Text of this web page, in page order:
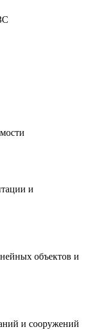
и
объектов и
и сооружений